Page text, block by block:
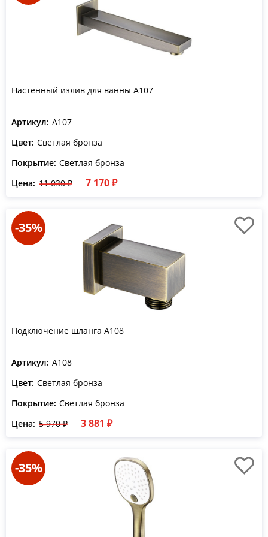
Настенный излив для ванны A107
Артикул: A107
Цвет: Светлая бронза
Покрытие: Светлая бронза
Цена: 11 030 ₽ 7 170 ₽
-35%
Подключение шланга A108
Артикул: A108
Цвет: Светлая бронза
Покрытие: Светлая бронза
Цена: 5 970 ₽ 3 881 ₽
-35%